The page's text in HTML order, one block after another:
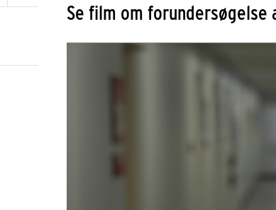
Se film om